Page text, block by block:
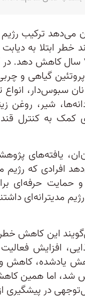
ترکیب رژیم
سنین ۵۵ تا ۷۵ سال
گیاهی و
نان سبوس‌دار،
شیر، روغن
کمک به کنترل
یافته‌های
افرادی که رژیم
حرفه‌ای
این کاهش خطر
افزایش
شد، اما همین
در پیشگیری